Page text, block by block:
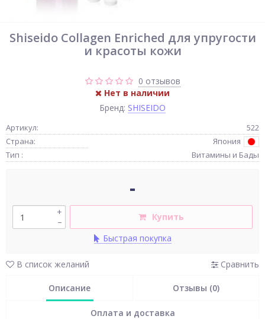
Shiseido Collagen Enriched для упругости
и красоты кожи
0 отзывов
Нет в наличии
Бренд: SHISEIDO
Артикул:
522
Страна:
Япония
Тип :
Витамины и Бады
-
–
+
Купить
Быстрая покупка
В список желаний Сравнить
Описание Отзывы (0)
Оплата и доставка